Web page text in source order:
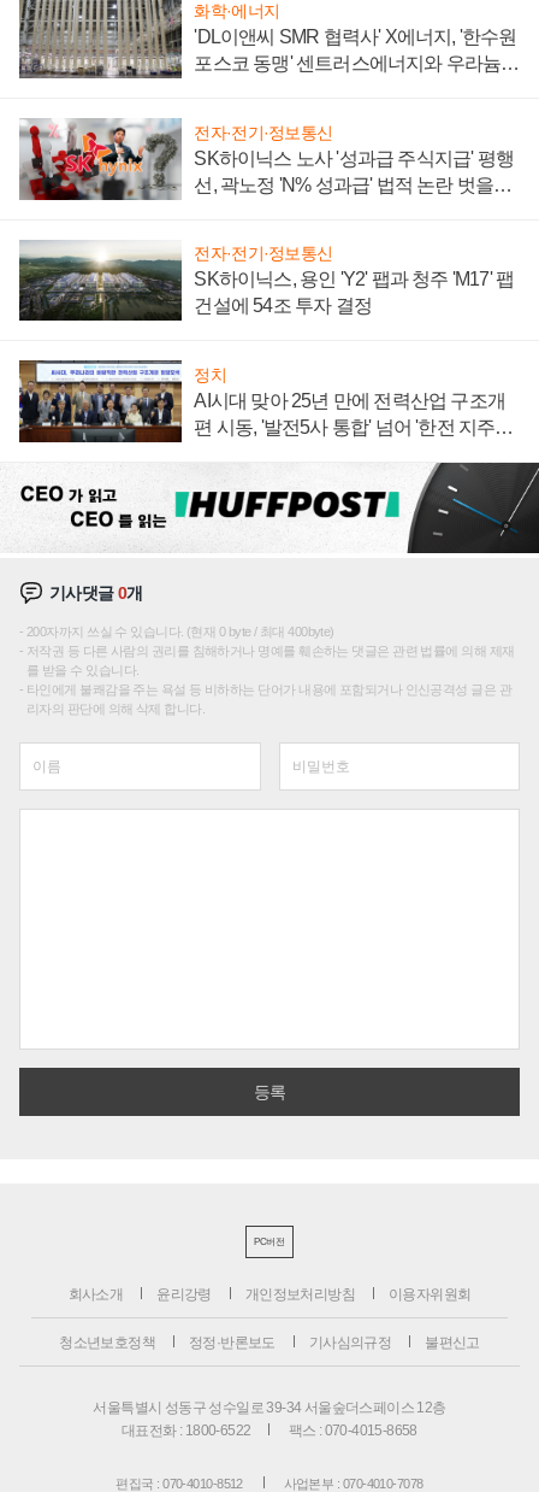
화학·에너지
'DL이앤씨 SMR 협력사' X에너지, '한수원
포스코 동맹' 센트러스에너지와 우라늄
전자·전기·정보통신
SK하이닉스 노사 '성과급 주식지급' 평행
선, 곽노정 'N% 성과급' 법적 논란 벗을지
전자·전기·정보통신
SK하이닉스, 용인 'Y2' 팹과 청주 'M17' 팹
건설에 54조 투자 결정
정치
AI시대 맞아 25년 만에 전력산업 구조개
편 시동, '발전5사 통합' 넘어 '한전 지주사'
기사댓글0개
200자까지 쓰실 수 있습니다. (현재 0 byte / 최대 400byte)
저작권 등 다른 사람의 권리를 침해하거나 명예를 훼손하는 댓글은 관련 법률에 의해 제재
를 받을 수 있습니다.
타인에게 불쾌감을 주는 욕설 등 비하하는 단어가 내용에 포함되거나 인신공격성 글은 관
리자의 판단에 의해 삭제 합니다.
PC버전
회사소개 윤리강령 개인정보처리방침 이용자위원회
청소년보호정책 정정·반론보도 기사심의규정 불편신고
서울특별시 성동구 성수일로 39-34 서울숲더스페이스 12층
대표전화 : 1800-6522
팩스 : 070-4015-8658
편집국 : 070-4010-8512 사업본부 : 070-4010-7078